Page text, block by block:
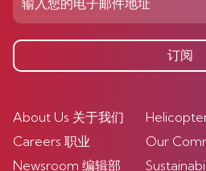
订阅
About Us 关于我们
Careers 职业
Newsroom 编辑部
Our